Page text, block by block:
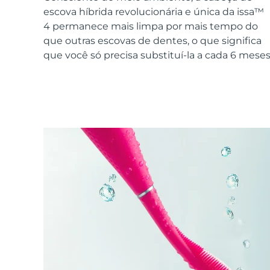
escova híbrida revolucionária e única da issa™
4 permanece mais limpa por mais tempo do
que outras escovas de dentes, o que significa
que você só precisa substituí-la a cada 6
All acne treatment devices
All revitalizing eye massagers
Cuidados de pele KIWI™
Advanced pore care essentials
LUNA™ Dual-Peptide Scalp
Serum
For healthy hair
issa™ Teeth Whitening Gel
18% PAP
Cosméticos Homens